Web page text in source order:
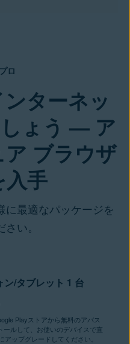
ロ
ターネッ
しょう — ア
ブラウザ
入手
に最適なパッケージを
い。
/タブレット 1 台
Playストアから無料のアバス
ールして、お使いのデバイスで直
ップグレードしてください。